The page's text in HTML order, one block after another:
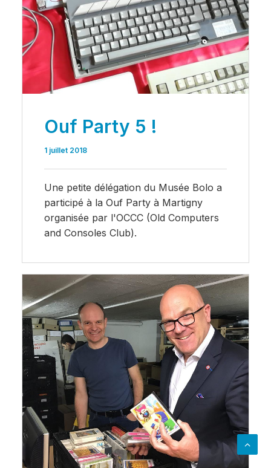
Ouf Party 5 !
1 juillet 2018
Une petite délégation du Musée Bolo a
participé à la Ouf Party à Martigny
organisée par l'OCCC (Old Computers
and Consoles Club).